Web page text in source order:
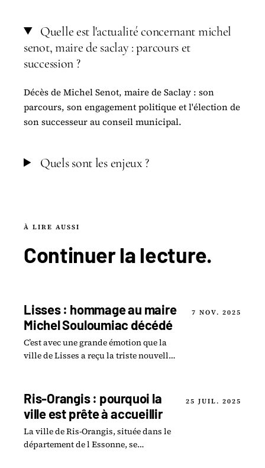
Quelle est l'actualité concernant michel
senot, maire de saclay : parcours et
succession ?
Décès de Michel Senot, maire de Saclay : son
parcours, son engagement politique et l'élection de
son successeur au conseil municipal.
Quels sont les enjeux ?
À LIRE AUSSI
Continuer lalecture.
Lisses : hommage au maire
Michel Souloumiac décédé
C’est avec une grande émotion que la
ville de Lisses a reçu la triste nouvelle
7 NOV. 2025
Ris-Orangis : pourquoi la
ville est prête à accueillir
La ville de Ris-Orangis, située dans le
département de l Essonne, se
25 JUIL. 2025